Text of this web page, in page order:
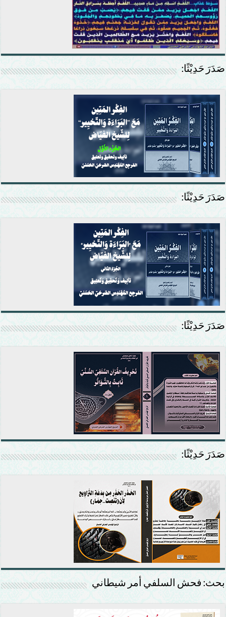
صَدَرَ حَدِيْثًا:
صَدَرَ حَدِيْثًا:
صَدَرَ حَدِيْثًا:
صَدَرَ حَدِيْثًا:
بحث: فحش السلفي أمر شيطاني